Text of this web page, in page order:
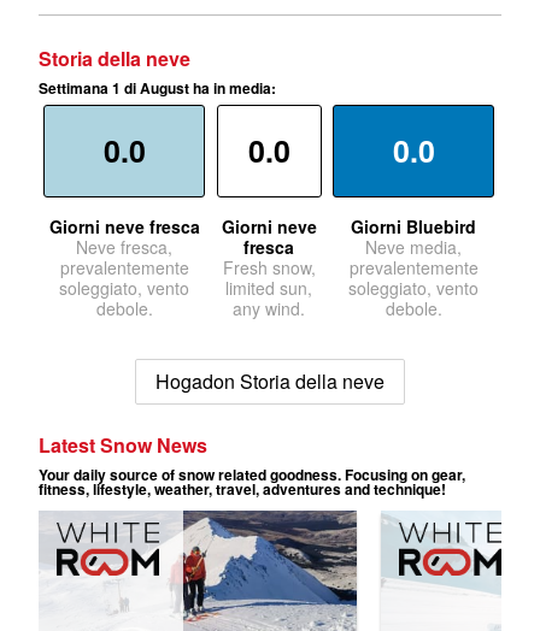
Storia della neve
Settimana 1 di August ha in media:
0.0
Giorni neve fresca
Neve fresca,
prevalentemente
soleggiato, vento
debole.
0.0
Giorni neve
fresca
Fresh snow,
limited sun,
any wind.
0.0
Giorni Bluebird
Neve media,
prevalentemente
soleggiato, vento
debole.
Hogadon Storia della neve